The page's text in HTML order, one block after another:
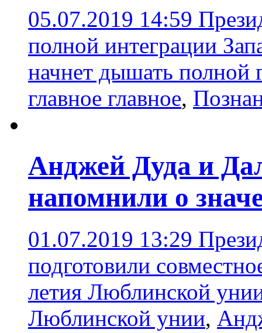
05.07.2019 14:59
полной интеграции
начнет дышать полной
главное главное,
Анджей Дуда и
напомнили о
01.07.2019 13:29
подготовили
летия Люблинской
Люблинской унии,